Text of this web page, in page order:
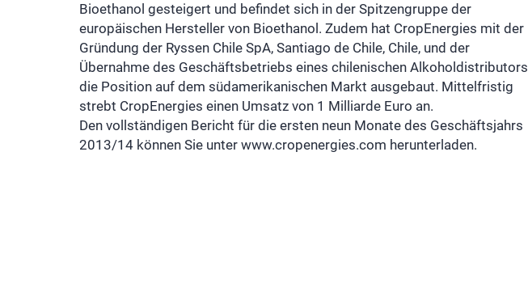
Bioethanol gesteigert und befindet sich in der Spitzengruppe der
europäischen Hersteller von Bioethanol. Zudem hat CropEnergies mit der
Gründung der Ryssen Chile SpA, Santiago de Chile, Chile, und der
Übernahme des Geschäftsbetriebs eines chilenischen Alkoholdistributors
die Position auf dem südamerikanischen Markt ausgebaut. Mittelfristig
strebt CropEnergies einen Umsatz von 1 Milliarde Euro an.
Den vollständigen Bericht für die ersten neun Monate des Geschäftsjahrs
2013/14 können Sie unter www.cropenergies.com herunterladen.